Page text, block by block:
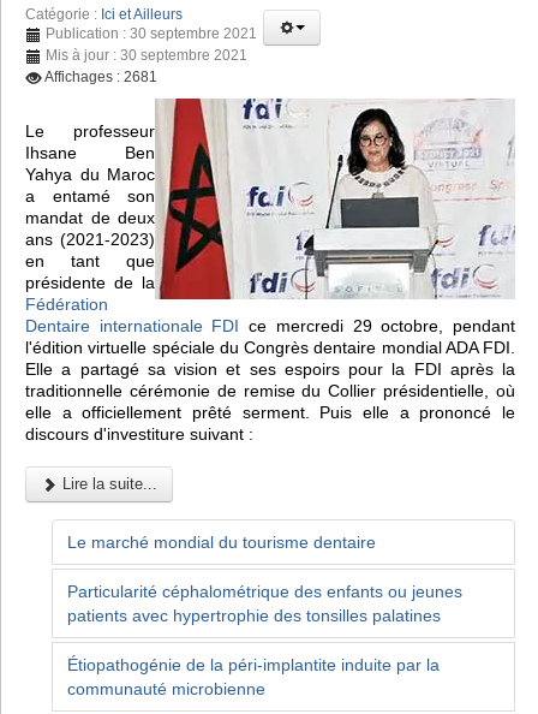
Catégorie : Ici et Ailleurs
Publication : 30 septembre 2021
Mis à jour : 30 septembre 2021
Affichages : 2681
Le professeur
Ihsane Ben
Yahya du Maroc
a entamé son
mandat de deux
ans (2021-2023)
en tant que
présidente de la
Fédération
Dentaire internationale FDI ce mercredi 29 octobre, pendant
l'édition virtuelle spéciale du Congrès dentaire mondial ADA FDI.
Elle a partagé sa vision et ses espoirs pour la FDI après la
traditionnelle cérémonie de remise du Collier présidentielle, où
elle a officiellement prêté serment. Puis elle a prononcé le
discours d'investiture suivant :
Lire la suite...
Le marché mondial du tourisme dentaire
Particularité céphalométrique des enfants ou jeunes
patients avec hypertrophie des tonsilles palatines
Étiopathogénie de la péri-implantite induite par la
communauté microbienne